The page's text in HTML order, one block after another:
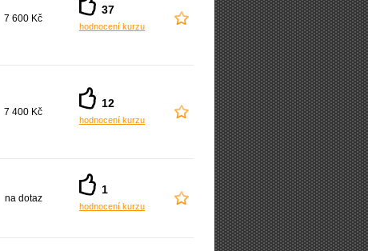
7 600 Kč
37
hodnocení kurzu
7 400 Kč
12
hodnocení kurzu
na dotaz
1
hodnocení kurzu